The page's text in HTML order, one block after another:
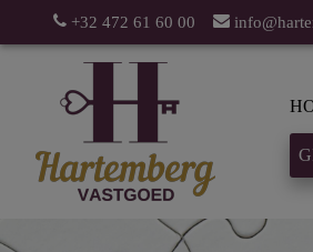
+32 472 61 60 00